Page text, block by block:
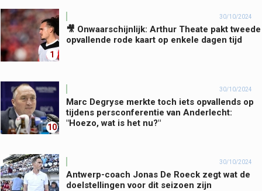
1
30/10/2024
🎥 Onwaarschijnlijk: Arthur Theate pakt tweede
opvallende rode kaart op enkele dagen tijd
10
30/10/2024
Marc Degryse merkte toch iets opvallends op
tijdens persconferentie van Anderlecht:
"Hoezo, wat is het nu?"
30/10/2024
Antwerp-coach Jonas De Roeck zegt wat de
doelstellingen voor dit seizoen zijn